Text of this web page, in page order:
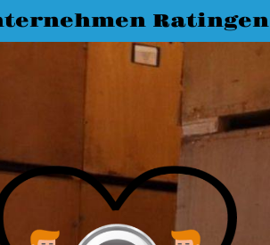
Ratingen